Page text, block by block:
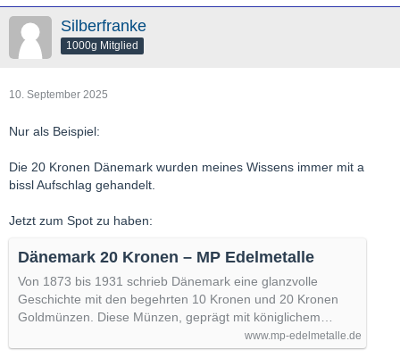
Silberfranke
1000g Mitglied
10. September 2025
Nur als Beispiel:
Die 20 Kronen Dänemark wurden meines Wissens immer mit a
bissl Aufschlag gehandelt.
Jetzt zum Spot zu haben:
Dänemark 20 Kronen – MP Edelmetalle
Von 1873 bis 1931 schrieb Dänemark eine glanzvolle
Geschichte mit den begehrten 10 Kronen und 20 Kronen
Goldmünzen. Diese Münzen, geprägt mit königlichem…
www.mp-edelmetalle.de